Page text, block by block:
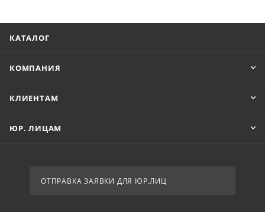
КАТАЛОГ
КОМПАНИЯ
КЛИЕНТАМ
ЮР. ЛИЦАМ
ОТПРАВКА ЗАЯВКИ ДЛЯ ЮР.ЛИЦ